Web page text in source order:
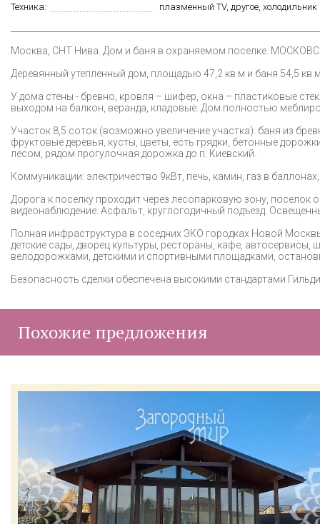
Техника:
плазменный TV, другое, холодильник
Москва, СНТ Нива. Дом и баня в охраняемом поселке.
Деревянный утепленный дом, площадью 47,2 кв.м и баня 54,5
У дома стены - бревно, кровля – шифер, окна – пластиковые
выходом на балкон, веранда, кладовые. Дом полностью
Участок 8,5 соток (возможно увеличение участка): баня из
фруктовые деревья, кусты, цветы, есть грядки, бетонные
лесом, рядом прогулочная дорожка до п. Киевский.
Коммуникации: электричество 9кВт, печь, камин, газ в
Дорога к поселку проходит через лесопарковую зону,
видеонаблюдение. Асфальт, круглогодичный подъезд.
Полная инфраструктура в соседних ЭКО городках Новой
детские сады, дворец культуры, рестораны, кафе,
велодорожками, детскими и спортивными площадками,
Безопасность сделки обеспечена высокими стандартами
Похожие предложения